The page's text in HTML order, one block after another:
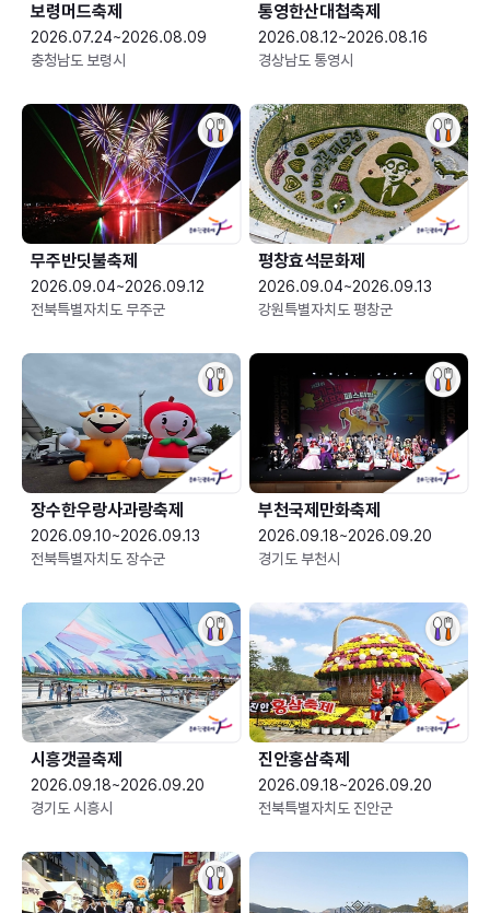
보령머드축제
2026.07.24~2026.08.09
충청남도 보령시
통영한산대첩축제
2026.08.12~2026.08.16
경상남도 통영시
무주반딧불축제
2026.09.04~2026.09.12
전북특별자치도 무주군
평창효석문화제
2026.09.04~2026.09.13
강원특별자치도 평창군
장수한우랑사과랑축제
2026.09.10~2026.09.13
전북특별자치도 장수군
부천국제만화축제
2026.09.18~2026.09.20
경기도 부천시
시흥갯골축제
2026.09.18~2026.09.20
경기도 시흥시
진안홍삼축제
2026.09.18~2026.09.20
전북특별자치도 진안군